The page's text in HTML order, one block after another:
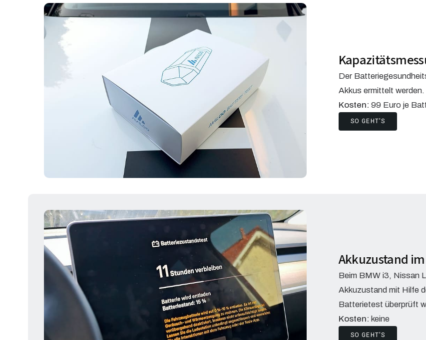
Der
Akkus ermittelt
Kosten: 99 Euro je
SO GEHT'S
Akkuzustand
Beim BMW i3, Nissan
Akkuzustand mit Hilfe
Batterietest überprüft
Kosten: keine
SO GEHT'S